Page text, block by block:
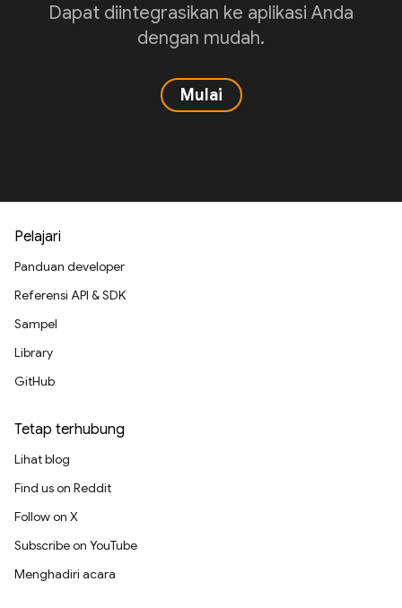
Dapat diintegrasikan ke aplikasi Anda
dengan mudah.
Mulai
Pelajari
Panduan developer
Referensi API & SDK
Sampel
Library
GitHub
Tetap terhubung
Lihat blog
Find us on Reddit
Follow on X
Subscribe on YouTube
Menghadiri acara